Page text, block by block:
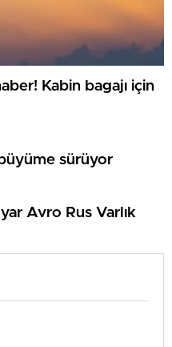
Kabin bagajı için
sürüyor
Avro Rus Varlık